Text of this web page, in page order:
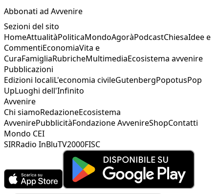
Abbonati ad Avvenire
Sezioni del sito
HomeAttualitàPoliticaMondoAgoràPodcastChiesaIdee e
CommentiEconomiaVita e
CuraFamigliaRubricheMultimediaEcosistema avvenire
Pubblicazioni
Edizioni localiL'economia civileGutenbergPopotusPop
UpLuoghi dell'Infinito
Avvenire
Chi siamoRedazioneEcosistema
AvvenirePubblicitàFondazione AvvenireShopContatti
Mondo CEI
SIRRadio InBluTV2000FISC